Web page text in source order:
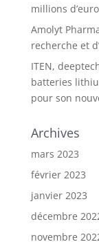
millions
Amolyt
recherche et
ITEN,
batteries
pour son
Archives
mars 2023
février 2023
janvier 2023
décembre
novembre